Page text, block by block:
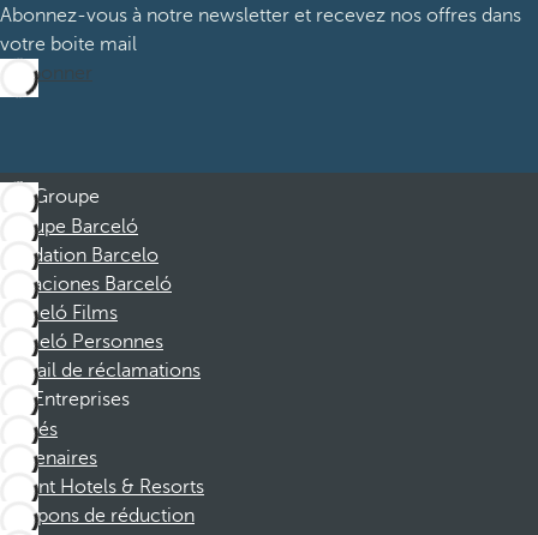
Abonnez-vous à notre newsletter et recevez nos offres dans
votre boite mail
M’abonner
Groupe
Groupe Barceló
Fondation Barcelo
Vacaciones Barceló
Barceló Films
Barceló Personnes
Portail de réclamations
Entreprises
Affiliés
Partenaires
Dorint Hotels & Resorts
Coupons de réduction